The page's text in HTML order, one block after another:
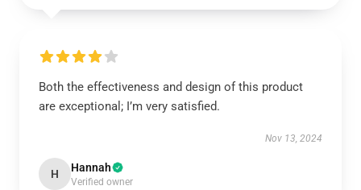
Both the effectiveness and design of this product
are exceptional; I’m very satisfied.
Nov 13, 2024
H Hannah
Verified owner